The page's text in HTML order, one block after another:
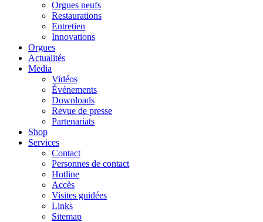
Orgues neufs
Restaurations
Entretien
Innovations
Orgues
Actualités
Media
Vidéos
Événements
Downloads
Revue de presse
Partenariats
Shop
Services
Contact
Personnes de contact
Hotline
Accès
Visites guidées
Links
Sitemap